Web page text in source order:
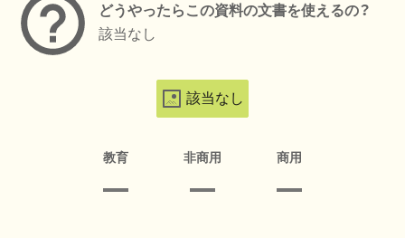
どうやったらこの資料の文書を使えるの？
該当なし
該当なし
教育 非商用 商用